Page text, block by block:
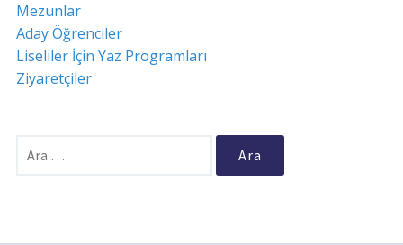
Mezunlar
Aday Öğrenciler
Liseliler İçin Yaz Programları
Ziyaretçiler